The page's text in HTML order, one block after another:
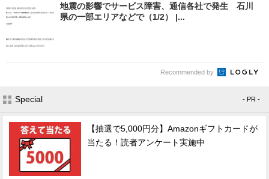
地震の影響でサービス障害、通信各社で発生 石川
県の一部エリアなどで（1/2） |...
Recommended by
Special - PR -
【抽選で5,000円分】Amazonギフトカードが
当たる！読者アンケート実施中